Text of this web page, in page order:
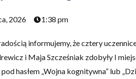
2026 1:38 pm
informujemy, że cztery
i Maja Szcześniak zdobyły I
hasłem „Wojna kognitywna” lub